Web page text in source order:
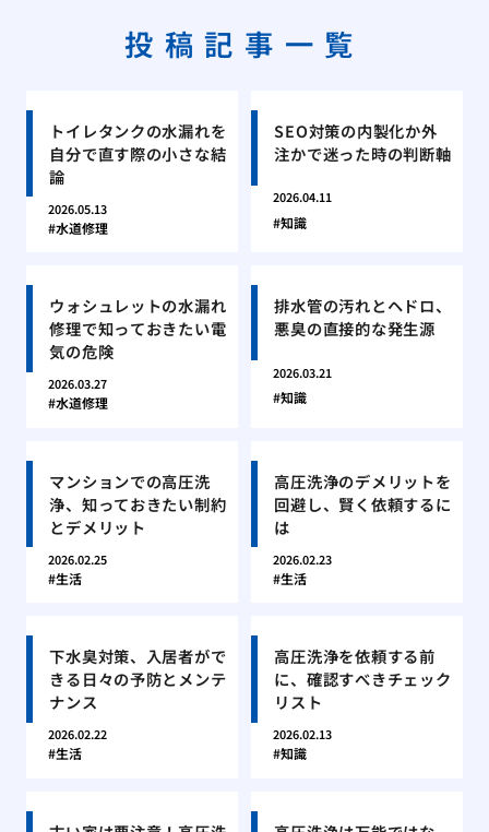
投稿記事一覧
トイレタンクの水漏れを
自分で直す際の小さな結
論
2026.05.13
水道修理
SEO対策の内製化か外
注かで迷った時の判断軸
2026.04.11
知識
ウォシュレットの水漏れ
修理で知っておきたい電
気の危険
2026.03.27
水道修理
排水管の汚れとヘドロ、
悪臭の直接的な発生源
2026.03.21
知識
マンションでの高圧洗
浄、知っておきたい制約
とデメリット
2026.02.25
生活
高圧洗浄のデメリットを
回避し、賢く依頼するに
は
2026.02.23
生活
下水臭対策、入居者がで
きる日々の予防とメンテ
ナンス
2026.02.22
生活
高圧洗浄を依頼する前
に、確認すべきチェック
リスト
2026.02.13
知識